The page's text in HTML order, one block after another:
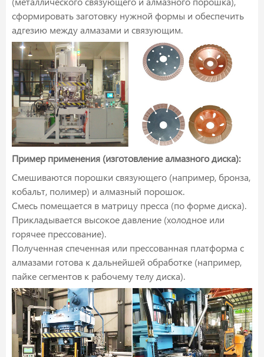
сформировать заготовку нужной формы и обеспечить
адгезию между алмазами и связующим.
Пример применения (изготовление алмазного диска):
Смешиваются порошки связующего (например, бронза,
кобальт, полимер) и алмазный порошок.
Смесь помещается в матрицу пресса (по форме диска).
Прикладывается высокое давление (холодное или
горячее прессование).
Полученная спеченная или прессованная платформа с
алмазами готова к дальнейшей обработке (например,
пайке сегментов к рабочему телу диска).